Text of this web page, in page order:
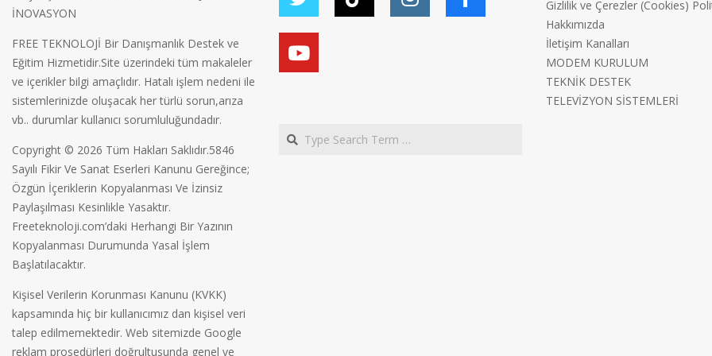
İNOVASYON
FREE TEKNOLOJİ Bir Danışmanlık Destek ve
Eğitim Hizmetidir.Site üzerindeki tüm makaleler
ve içerikler bilgi amaçlıdır. Hatalı işlem nedeni ile
sistemlerinizde oluşacak her türlü sorun,arıza
vb.. durumlar kullanıcı sorumluluğundadır.
Copyright © 2026 Tüm Hakları Saklıdır.5846
Sayılı Fikir Ve Sanat Eserleri Kanunu Gereğince;
Özgün İçeriklerin Kopyalanması Ve İzinsiz
Paylaşılması Kesinlikle Yasaktır.
Freeteknoloji.com’daki Herhangi Bir Yazının
Kopyalanması Durumunda Yasal İşlem
Başlatılacaktır.
Kişisel Verilerin Korunması Kanunu (KVKK)
kapsamında hiç bir kullanıcımız dan kişisel veri
talep edilmemektedir. Web sitemizde Google
reklam prosedürleri doğrultusunda genel ve
Search
Gizlilik ve Çerezler (Cookies)
Hakkımızda
İletişim Kanalları
MODEM KURULUM
TEKNİK DESTEK
TELEVİZYON SİSTEMLERİ